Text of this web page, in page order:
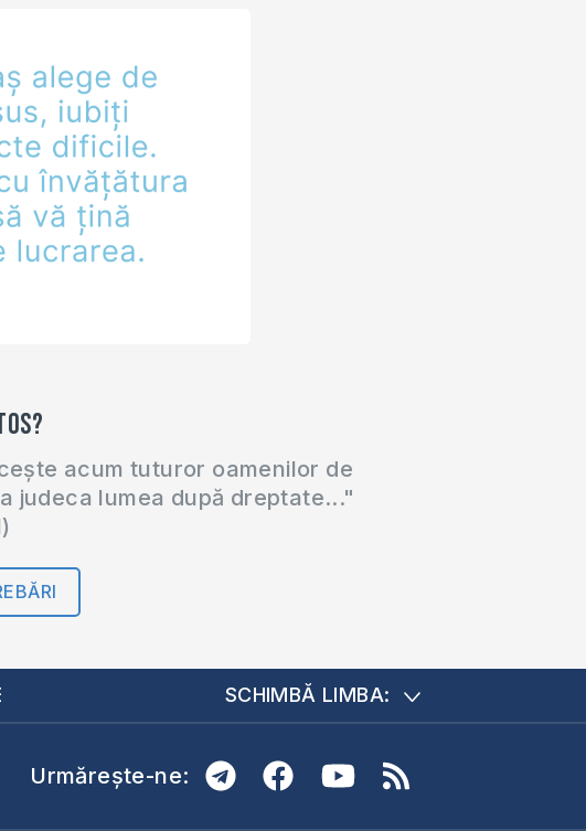
acum tuturor oamenilor de
judeca lumea după dreptate..."
SCHIMBĂ LIMBA:
Urmărește-ne: